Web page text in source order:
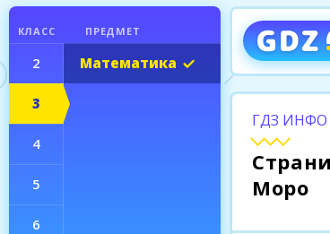
ГДЗ ИНФО
Моро
КЛАСС ПРЕДМЕТ
2
3
Математика
4
5
6